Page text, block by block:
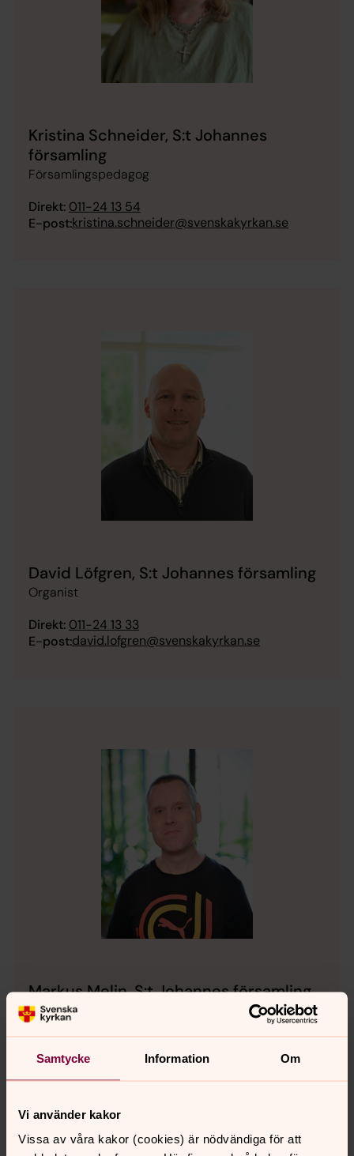
Samtycke Information Om
Vi använder kakor
Vissa av våra kakor (cookies) är nödvändiga för att
Kristina Schneider, S:t Johannes
församling
Församlingspedagog
Direkt: 011-24 13 54
E-post:kristina.schneider@svenskakyrkan.se
David Löfgren, S:t Johannes församling
Organist
Direkt: 011-24 13 33
E-post:david.lofgren@svenskakyrkan.se
Markus Melin, S:t Johannes församling
Organist
Direkt:011-24 13 31
E-post:markus.melin@svenskakyrkan.se